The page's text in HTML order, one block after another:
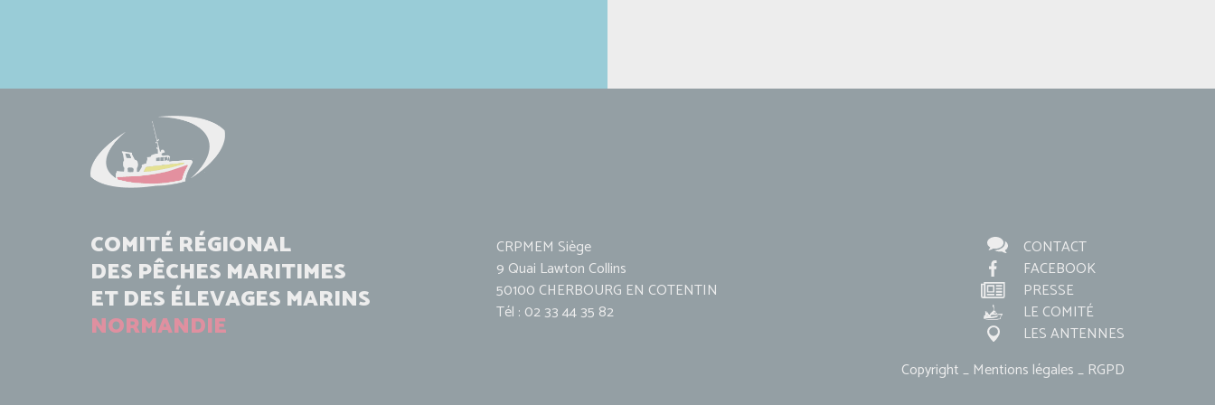
COMITÉ RÉGIONAL
DES PÊCHES MARITIMES
ET DES ÉLEVAGES MARINS
NORMANDIE
CRPMEM Siège
9 Quai Lawton Collins
50100 CHERBOURG EN COTENTIN
Tél : 02 33 44 35 82
CONTACT
FACEBOOK
PRESSE
LE COMITÉ
LES ANTENNES
Copyright _ Mentions légales _ RGPD